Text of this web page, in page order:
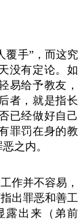
覆手”，而这究
没有定论。如
易给予教友，
者，就是指长
已经做好自己
罪罚在身的教
之内。
作并不容易，
出罪恶和善工
露出来（弟前